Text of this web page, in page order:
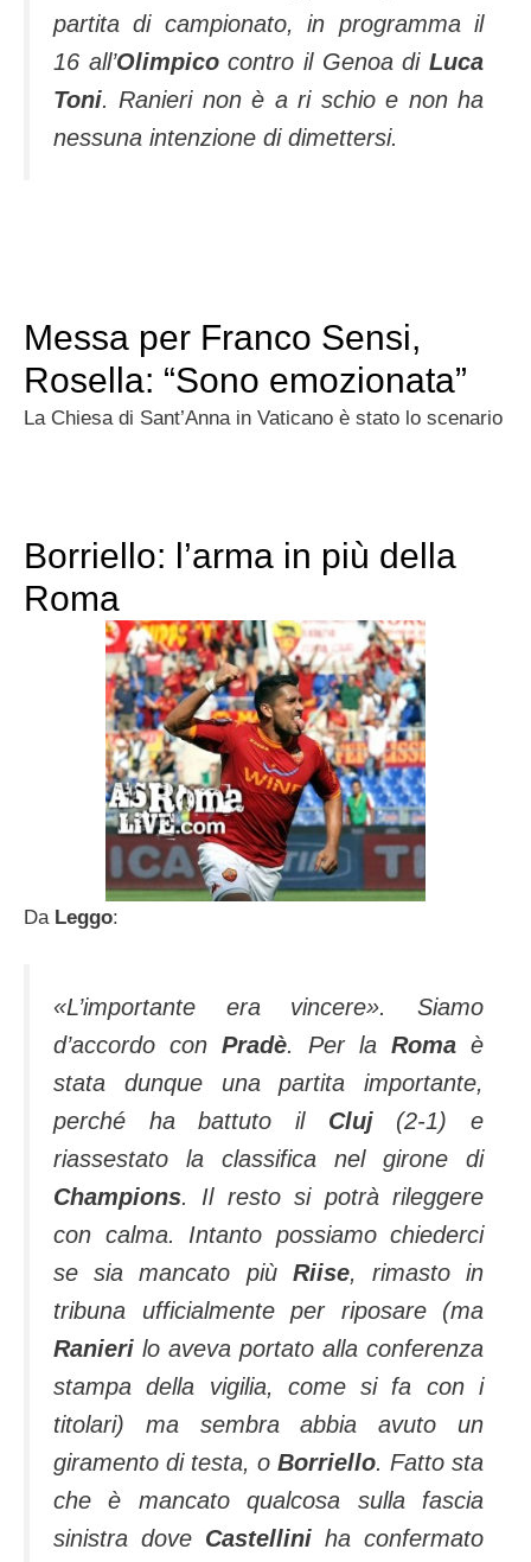
partita di campionato, in programma il
16 all’Olimpicocontro il Genoa diLuca
Toni. Ranieri non è a ri schio e non ha
nessuna intenzione di dimettersi.
Messa per Franco Sensi,
Rosella: “Sono emozionata”
La Chiesa di Sant’Anna in Vaticano è stato lo scenario
Borriello: l’arma in più della
Roma
Da Leggo:
«L’importante era vincere». Siamo
d’accordo con Pradè. Per la Roma è
stata dunque una partita importante,
perché ha battuto il Cluj(2-1) e
riassestato la classifica nel girone di
Champions. Il resto si potrà rileggere
con calma. Intanto possiamo chiederci
se sia mancato più Riise, rimasto in
tribuna ufficialmente per riposare (ma
Ranieri lo aveva portato alla conferenza
stampa della vigilia, come si fa con i
titolari) ma sembra abbia avuto un
giramento di testa, o Borriello. Fatto sta
che è mancato qualcosa sulla fascia
sinistra dove Castellini ha confermato